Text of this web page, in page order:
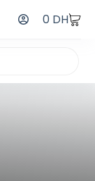
0 DH